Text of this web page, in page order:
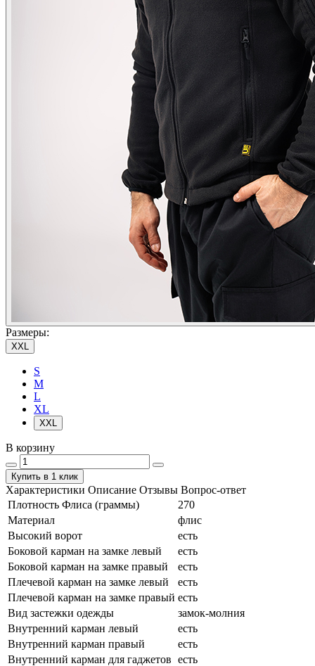
Размеры:
XXL
S
M
L
XL
XXL
В корзину
Купить в 1 клик
Характеристики Описание Отзывы Вопрос-ответ
Плотность Флиса (граммы)
270
Материал
флис
Высокий ворот
есть
Боковой карман на замке левый
есть
Боковой карман на замке правый
есть
Плечевой карман на замке левый
есть
Плечевой карман на замке правый есть
Вид застежки одежды
замок-молния
Внутренний карман левый
есть
Внутренний карман правый
есть
Внутренний карман для гаджетов есть